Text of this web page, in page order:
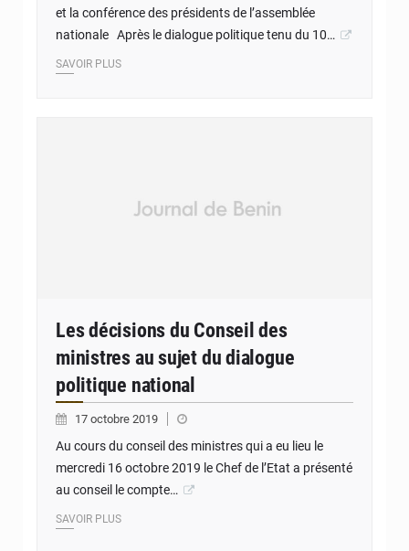
et la conférence des présidents de l’assemblée
nationale Après le dialogue politique tenu du 10…
SAVOIR PLUS
Les décisions du Conseil des
ministres au sujet du dialogue
politique national
17 octobre 2019
Au cours du conseil des ministres qui a eu lieu le
mercredi 16 octobre 2019 le Chef de l’Etat a présenté
au conseil le compte…
SAVOIR PLUS